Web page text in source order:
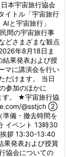
本宇宙旅行協会
イトル「宇宙旅行
と宇宙旅行」
間の宇宙旅行事
どさまざまな観点
年8月18日ま
結果発表および授
マに講演会を行い
だけます。 当日
参加のほかに
す。 ★宇宙旅行協
@sstjch ②
備・撤去時間を
イベント 13時30
拶 13:30-13:40
果発表および授賞
協会についての